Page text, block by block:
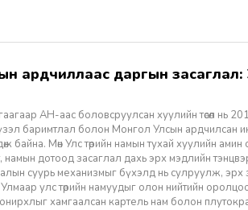
АН-аас боловсруулсан хуулийн төсөл нь
баримтлал болон Монгол Улсын ардчилсан
байна. Мөн Улс төрийн намын тухай хуулийн
намын дотоод засаглал дахь эрх мэдлийн
суурь механизмыг бүхэлд нь сулруулж,
улс төрийн намуудыг олон нийтийн
хамгаалсан картель нам болон